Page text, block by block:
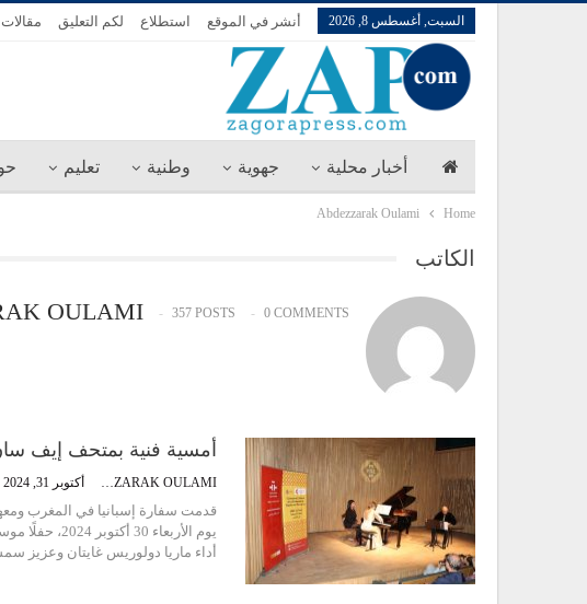
السبت, أغسطس 8, 2026 أنشر في الموقع استطلاع لكم التعليق مقالات
أخبار محلية جهوية وطنية تعليم
Home
Abdezzarak Oulami
الكاتب
OULAMI 357 POSTS 0 COMMENTS
أمسية فنية بمتحف إيف
أكتوبر 31, 2024
قدمت سفارة إسبانيا في المغرب
أداء ماريا دولوريس غايتان وعزيز